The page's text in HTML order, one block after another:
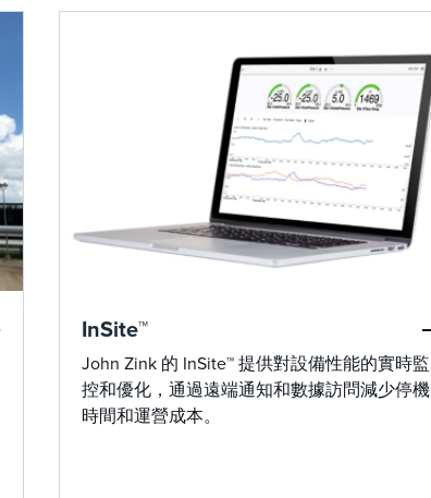
InSite™
John Zink 的 InSite™ 提供對設備性能的實時監
控和優化，通過遠端通知和數據訪問減少停機
時間和運營成本。